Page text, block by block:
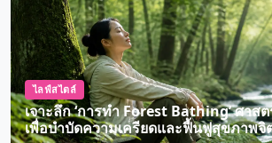
ไลฟ์สไตล์
เจาะลึก ‘การทำ Forest Bathing’ ศาส
เพื่อบำบัดความเครียดและฟื้นฟูสุขภาพจิ